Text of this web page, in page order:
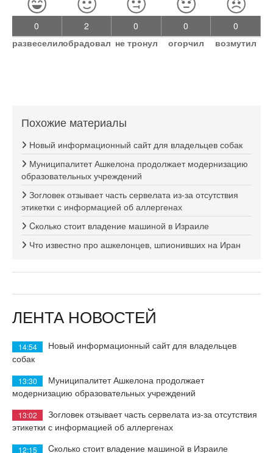
0
развеселил
2
обрадовал
0
не тронул
0
огорчил
0
возмутил
Похожие материалы
Новый информационный сайт для владельцев собак
Муниципалитет Ашкелона продолжает модернизацию
образовательных учреждений
Зогловек отзывает часть сервелата из-за отсутствия
этикетки с информацией об аллергенах
Cколько стоит владение машиной в Израиле
Что известно про ашкелонцев, шпионивших на Иран
ЛЕНТА НОВОСТЕЙ
14:54
Новый информационный сайт для владельцев
собак
13:30
Муниципалитет Ашкелона продолжает
модернизацию образовательных учреждений
13:02
Зогловек отзывает часть сервелата из-за отсутствия
этикетки с информацией об аллергенах
12:15 Cколько стоит владение машиной в Израиле